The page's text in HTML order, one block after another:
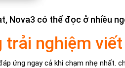
Nova3 có thể đọc ở nhiều
trải nghiệm
ứng ngay cả khi chạm nhẹ nhất.